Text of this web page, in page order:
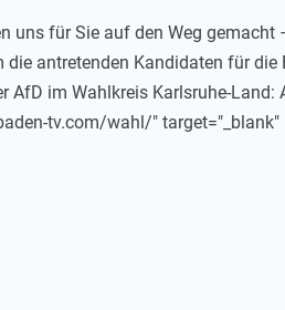
uns für Sie auf den Weg
die antretenden Kandidaten für
AfD im Wahlkreis Karlsruhe-
tv.com/wahl/" target="_blank"